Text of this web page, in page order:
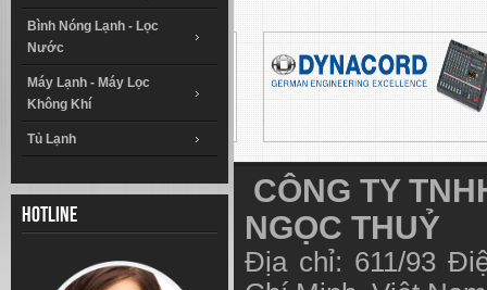
Bình Nóng Lạnh - Lọc
Nước
Máy Lạnh - Máy Lọc
Không Khí
Tủ Lạnh
Hotline
CÔNG TY
NGỌC THUỶ
Địa chỉ: 611/93